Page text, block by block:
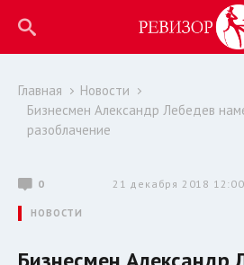
Главная
Новости
Бизнесмен Александр Лебедев
разоблачение
0 21 декабря 2018 12:00
НОВОСТИ